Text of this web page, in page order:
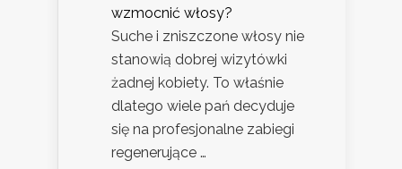
wzmocnić włosy?
Suche i zniszczone włosy nie
stanowią dobrej wizytówki
żadnej kobiety. To właśnie
dlatego wiele pań decyduje
się na profesjonalne zabiegi
regenerujące …